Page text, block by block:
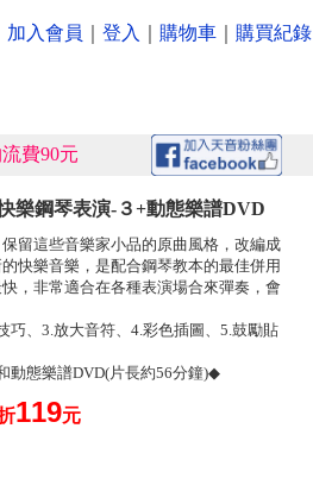
加入會員 登入 購物車 購買紀錄
費90元
樂鋼琴表演-３+動態樂譜DVD
留這些音樂家小品的原曲風格，改編成
快樂音樂，是配合鋼琴教本的最佳併用
，非常適合在各種表演場合來彈奏，會
、3.放大音符、4.彩色插圖、5.鼓勵貼
動態樂譜DVD(片長約56分鐘)◆
119元